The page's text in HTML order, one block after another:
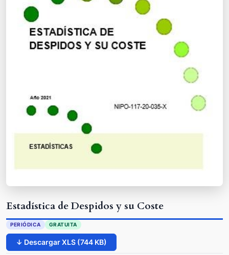
Estadística de Despidos y su Coste
PERIÓDICA GRATUITA
↓ Descargar XLS (744 KB)